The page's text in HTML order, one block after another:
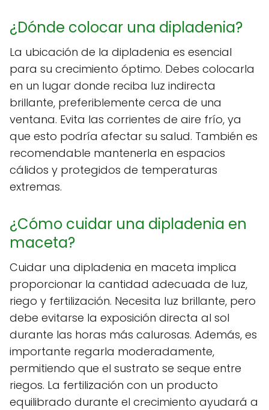
¿Dónde colocar una dipladenia?
La ubicación de la dipladenia es esencial
para su crecimiento óptimo. Debes colocarla
en un lugar donde reciba luz indirecta
brillante, preferiblemente cerca de una
ventana. Evita las corrientes de aire frío, ya
que esto podría afectar su salud. También es
recomendable mantenerla en espacios
cálidos y protegidos de temperaturas
extremas.
¿Cómo cuidar una dipladenia en
maceta?
Cuidar una dipladenia en maceta implica
proporcionar la cantidad adecuada de luz,
riego y fertilización. Necesita luz brillante, pero
debe evitarse la exposición directa al sol
durante las horas más calurosas. Además, es
importante regarla moderadamente,
permitiendo que el sustrato se seque entre
riegos. La fertilización con un producto
equilibrado durante el crecimiento ayudará a